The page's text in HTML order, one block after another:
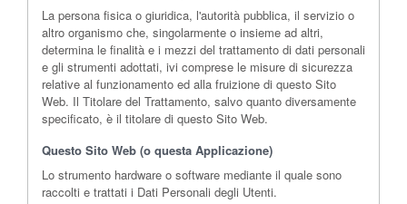
La persona fisica o giuridica, l'autorità pubblica, il servizio o
altro organismo che, singolarmente o insieme ad altri,
determina le finalità e i mezzi del trattamento di dati personali
e gli strumenti adottati, ivi comprese le misure di sicurezza
relative al funzionamento ed alla fruizione di questo Sito
Web. Il Titolare del Trattamento, salvo quanto diversamente
specificato, è il titolare di questo Sito Web.
Questo Sito Web (o questa Applicazione)
Lo strumento hardware o software mediante il quale sono
raccolti e trattati i Dati Personali degli Utenti.